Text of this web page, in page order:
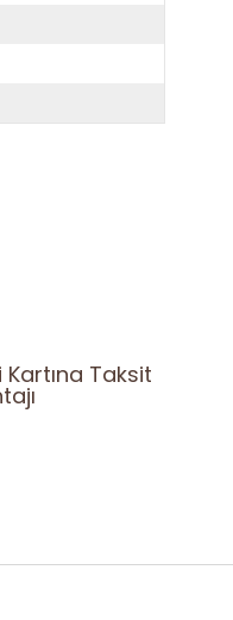
Kartına Taksit